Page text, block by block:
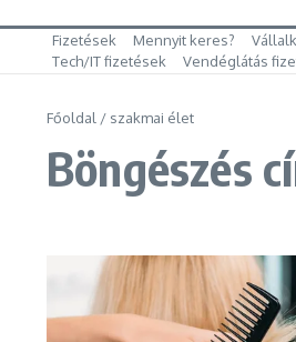
Fizetések Mennyit keres?
Tech/IT fizetések
Vendéglátás
Főoldal / szakmai élet
Böngészés